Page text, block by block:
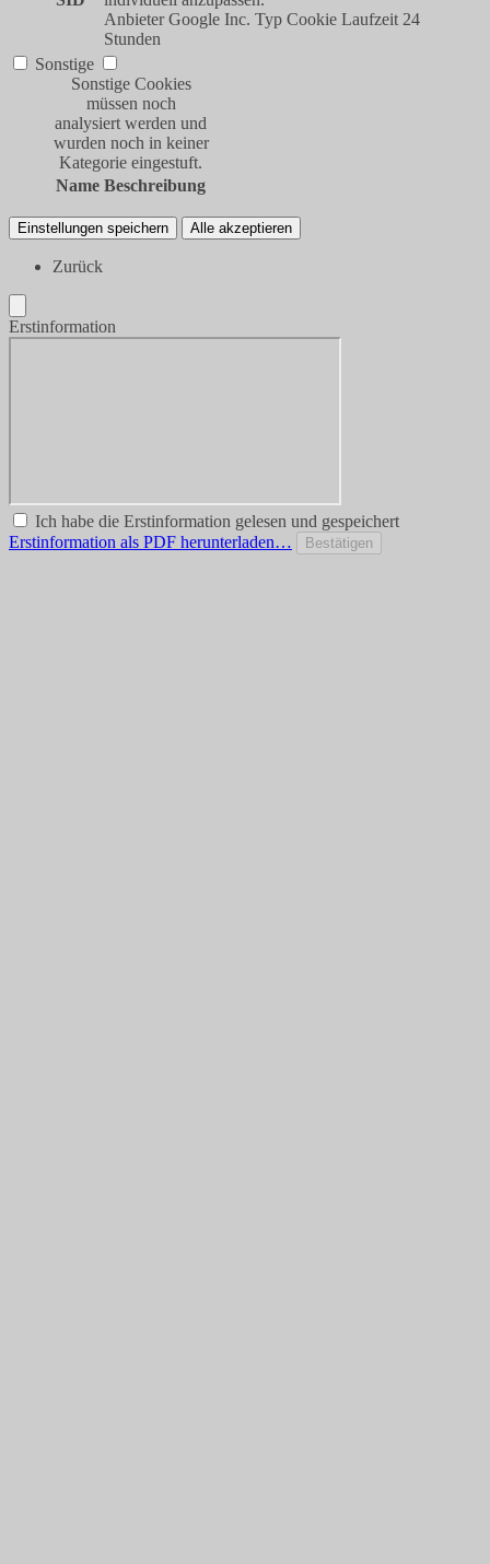
Anbieter Google Inc. Typ Cookie Laufzeit 24
Stunden
Sonstige
Sonstige Cookies
müssen noch
analysiert werden und
wurden noch in keiner
Kategorie eingestuft.
Name Beschreibung
Einstellungen speichern Alle akzeptieren
Zurück
Erstinformation
Ich habe die Erstinformation gelesen und gespeichert
Erstinformation als PDF herunterladen…
Bestätigen